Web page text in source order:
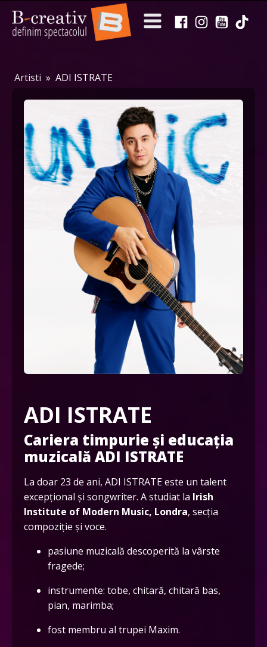
Artisti » ADI ISTRATE
ADI ISTRATE
Cariera timpurie și educația
muzicală ADI ISTRATE
La doar 23 de ani, ADI ISTRATE este un talent
excepțional și songwriter. A studiat la Irish
Institute of Modern Music, Londra, secția
compoziție și voce.
pasiune muzicală descoperită la vârste
fragede;
instrumente: tobe, chitară, chitară bas,
pian, marimba;
fost membru al trupei Maxim.